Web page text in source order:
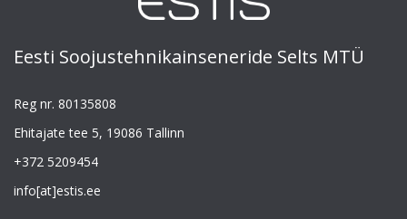
Eesti Soojustehnikainseneride Selts MTÜ
Reg nr. 80135808
Ehitajate tee 5, 19086 Tallinn
+372 5209454
info[at]estis.ee